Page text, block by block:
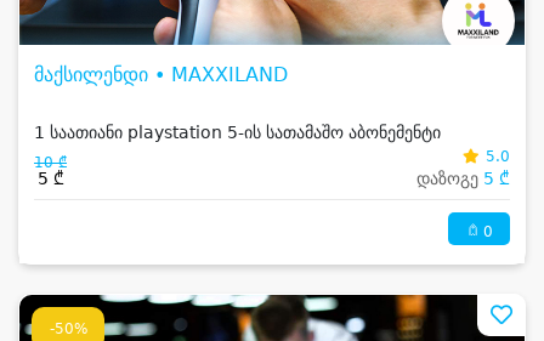
მაქსილენდი • MAXXILAND
1 საათიანი playstation 5-ის სათამაშო აბონემენტი
10 ₾
5 ₾
5.0
დაზოგე 5 ₾
0
-50%